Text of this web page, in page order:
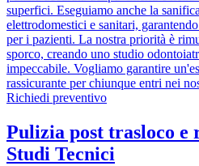
superfici. Eseguiamo anche la
elettrodomestici e sanitari,
per i pazienti. La nostra priorità è
sporco, creando uno studio
impeccabile. Vogliamo garantire
rassicurante per chiunque entri nei
Richiedi preventivo
Pulizia post trasloco
Studi Tecnici